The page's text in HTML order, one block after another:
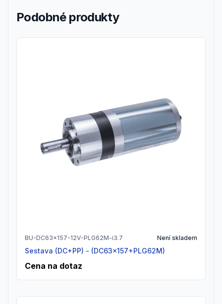
Podobné produkty
BU-DC63x157-12V-PLG62M-i3.7 Není skladem
Sestava (DC+PP) - (DC63x157+PLG62M)
Cena na dotaz